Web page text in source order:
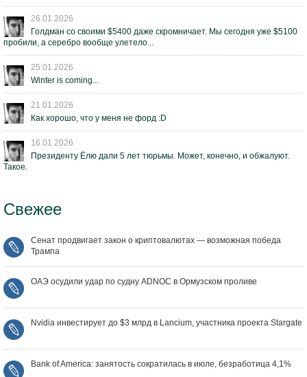
26.01.2026
Голдман со своими $5400 даже скромничает. Мы сегодня уже $5100
пробили, а серебро вообще улетело...
25.01.2026
Winter is coming...
21.01.2026
Как хорошо, что у меня не форд :D
16.01.2026
Президенту Ёлю дали 5 лет тюрьмы. Может, конечно, и обжалуют.
Такое.
Свежее
Сенат продвигает закон о криптовалютах — возможная победа
Трампа
ОАЭ осудили удар по судну ADNOC в Ормузском проливе
Nvidia инвестирует до $3 млрд в Lancium, участника проекта Stargate
Bank of America: занятость сократилась в июле, безработица 4,1%